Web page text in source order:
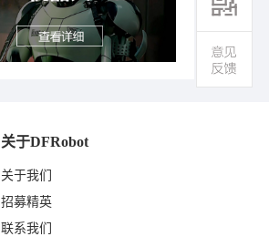
关于DFRobot
关于我们
招募精英
联系我们